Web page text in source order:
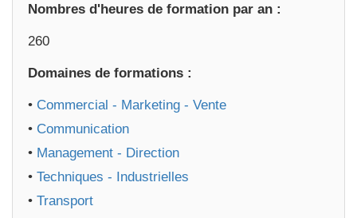
Nombres d'heures de formation par an :
260
Domaines de formations :
• Commercial - Marketing - Vente
• Communication
• Management - Direction
• Techniques - Industrielles
• Transport